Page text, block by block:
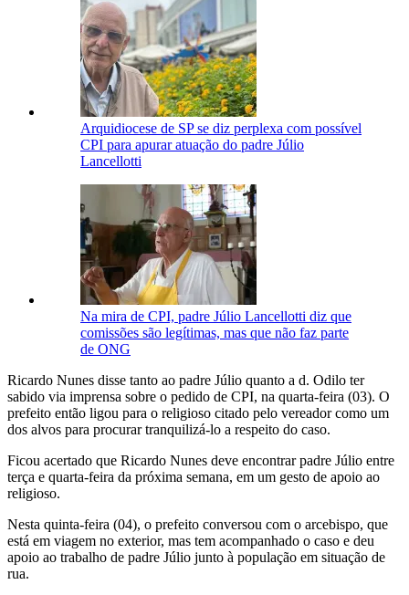
Arquidiocese de SP se diz perplexa com possível
CPI para apurar atuação do padre Júlio
Lancellotti
Na mira de CPI, padre Júlio Lancellotti diz que
comissões são legítimas, mas que não faz parte
de ONG
Ricardo Nunes disse tanto ao padre Júlio quanto a d. Odilo ter
sabido via imprensa sobre o pedido de CPI, na quarta-feira (03). O
prefeito então ligou para o religioso citado pelo vereador como um
dos alvos para procurar tranquilizá-lo a respeito do caso.
Ficou acertado que Ricardo Nunes deve encontrar padre Júlio entre
terça e quarta-feira da próxima semana, em um gesto de apoio ao
religioso.
Nesta quinta-feira (04), o prefeito conversou com o arcebispo, que
está em viagem no exterior, mas tem acompanhado o caso e deu
apoio ao trabalho de padre Júlio junto à população em situação de
rua.